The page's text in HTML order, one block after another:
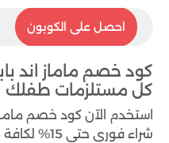
M92
احصل على الكوبون
كل مستلزمات طفلك
استخدم الآن كود خصم
شراء فوري